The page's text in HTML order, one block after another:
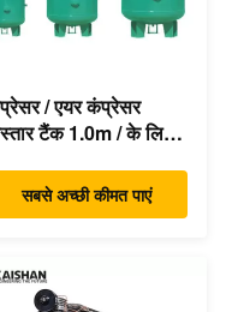
/ एयर कंप्रेसर
टैंक 1.0m / के लिए
सबसे अच्छी कीमत पाएं